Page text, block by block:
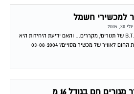
יולי 30, 2004
האם ניתן לדעת את יחידות הB.T.U של תנורים/ מקררים… והאם ידיעת היחידות היא
במילים אחרות לדעת מה פליטת החום לאוויר של מכשיר מסויים? 03-08-2004
יולי 30, 2004